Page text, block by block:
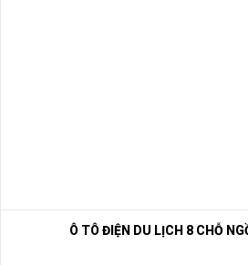
Ô TÔ ĐIỆN DU LỊCH 8 CHỖ